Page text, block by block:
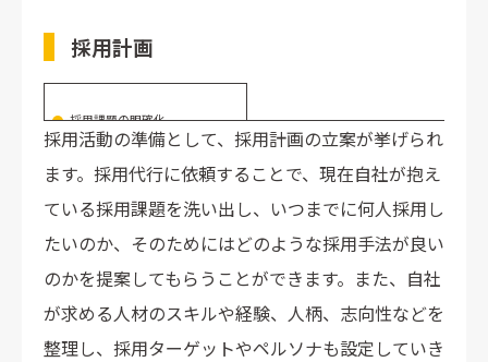
採用計画
採用課題の明確化
予算や採用手法のプランニング
採用活動の準備として、採用計画の立案が挙げられ
ます。採用代行に依頼することで、現在自社が抱え
ている採用課題を洗い出し、いつまでに何人採用し
たいのか、そのためにはどのような採用手法が良い
のかを提案してもらうことができます。また、自社
が求める人材のスキルや経験、人柄、志向性などを
整理し、採用ターゲットやペルソナも設定していき